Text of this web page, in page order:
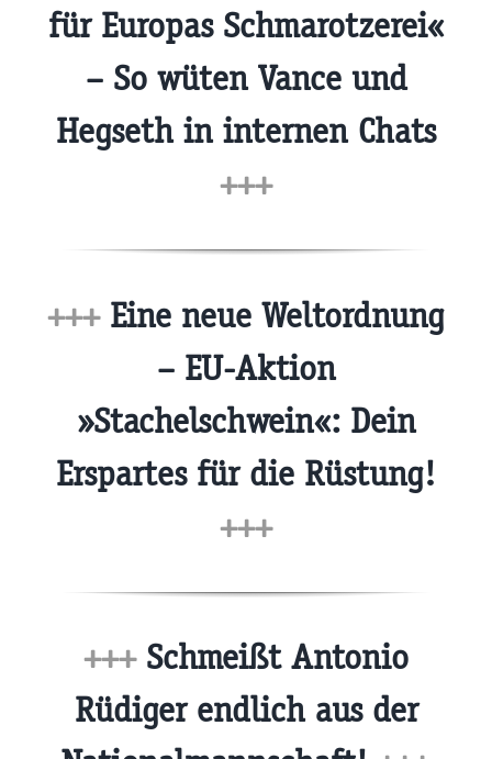
für Europas Schmarotzerei«
– So wüten Vance und
Hegseth in internen Chats
+++
+++Eine neue Weltordnung
– EU-Aktion
»Stachelschwein«: Dein
Erspartes für die Rüstung!
+++
+++Schmeißt Antonio
Rüdiger endlich aus der